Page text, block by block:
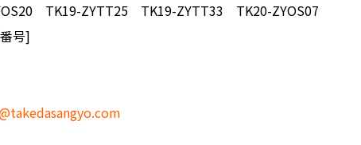
TK19-ZYTT25 TK19-ZYTT33 TK20-ZYOS07
号]